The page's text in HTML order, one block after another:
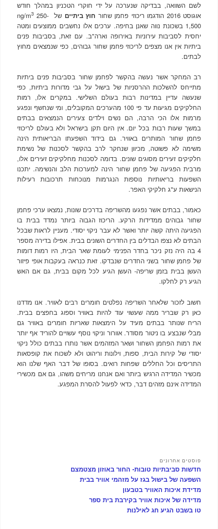
לשם השוואה, בבדיקה שנערכה על ידי חוקרי הטכניון במהלך חודש
אוגוסט 2016 הודגמו ריכוזי פחמן שחור
חוץ ביתיים של ng/m 3 250-
1,500 בשכונת נווה שאנן בחיפה. ערכים אלו נחשבים ממוצעים ומטה
יחסית לסביבות עירוניות באירופה וארה"ב. עם זאת, בסביבות פנים
ביתיות אין אנו מצפים לריכוזי פחמן שחור גבוהים, כפי שנמצאים מחוץ
לבתים.
רב המחקר אשר נעשה בהקשר לפחמן שחור בסביבות פנים ביתיות
מתייחס להשלכות ההרסניות של בישול על גבי מדורות ביתיות, כפי
שנעשה עדיין במדינות רבות בעולם השלישי. במקרים אלו, רמות
החלקיקים מגיעות עד פי 100 מהערכים המקובלים, ומי שנחשף ונפגע
מרמות אלו הכי הרבה, הם נשים וילדים צעירים הנמצאים בבתים
במשך שעות רבות בכל יום. אין היום תקן בישראל ולא בעולם לריכוזי
פחמן שחור המותרים באוויר. גם בידוד השפעתו הבריאותית הינה
משימה לא פשוטה, מכיוון שנחקר לרב בהקשר לסכנות של נשימת
חלקיקים זעירים מסוגים שונים. בדומה לסכנות מחלקיקים זעירים אלו,
מרבית הפגיעה של פחמן שחור הינה למערכות הלב והנשימה. יתכנו
השפעות בריאותיות נוספות הנגרמות מנוכחות תרכובות רעילות
הנישאות ע"ג חלקיקי האפר.
כאמור, בבתים אשר נפגעו מהשריפה בדרכים שונות, נמצאו ערכי פחמן
שחור גבוהים ממדידות הרקע. הריכוז הגבוה ביותר נמדד בבית בו
הפגיעה היתה קשה יותר ואשר לא עבר ניקוי יסודי. מעניין לראות שבכל
הבתים לא נצפו הבדלים בין החדרים השונים בבית. אפילו בדירה מספר
4 בה היה נזק ניכר בחדר הפנימי לעומת שאר הבית, היו רמות דומות
של פחמן שחור בשני החדרים שנבדקו. זאת כנראה בעקבות אופי פיזור
העשן בבית בזמן שריפה- העשן הגיע לכל מקום בבית, גם אם האש
הגיע רק לחלקו.
חשוב לזכור שלאחר השריפה נפלטים חומרים רבים לאוויר. אנו מדדנו
כאן רק שבריר ממה שעשוי עוד להיות באוויר וספוג בחפצים בבית.
הריח שנותר בבתים מעיד על הימצאות שאריות חומרים באוויר גם
מבלי שנבצע בו ניטור מסודר. אוורור וניקוי נוסף עשויים להוריד אף יותר
את רמות הפחמן השחור ושאר המזהמים אשר נותרו בבתים כולל ניקוי
יסודי של קירות הבית, ספות, וילונות וריהוט ולא לשכוח את קופסאות
התריסים וכל החללים שפחות רואים. בסופו של דבר האף שלנו הוא
מכשיר המדידה הרגיש ביותר ואם אנחנו מריחים משהו, גם אם מכשירי
המדידה אינם מזהים דבר, כדאי לפעול להסרת המפגע.
פוסטים אחרונים
חדשות סביבתיות טובות- החור באוזון מצטמצם
השפעה של בישול בגז על מזהמי אוויר בבית
מדידת איכות האוויר בטבעון
מדידה של איכות אוויר בקירבת בית ספר
טו בשבט הגיע חג לאילנות